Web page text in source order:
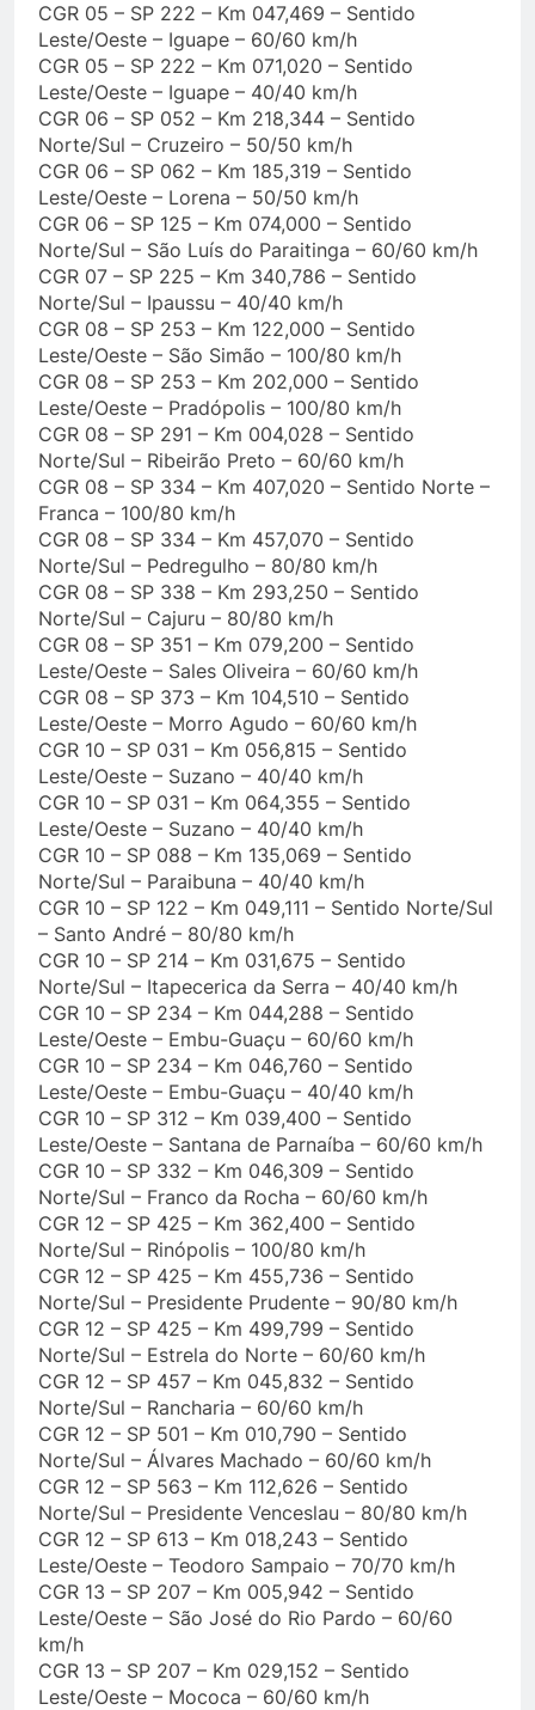
CGR 05 – SP 222 – Km 047,469 – Sentido
Leste/Oeste – Iguape – 60/60 km/h
CGR 05 – SP 222 – Km 071,020 – Sentido
Leste/Oeste – Iguape – 40/40 km/h
CGR 06 – SP 052 – Km 218,344 – Sentido
Norte/Sul – Cruzeiro – 50/50 km/h
CGR 06 – SP 062 – Km 185,319 – Sentido
Leste/Oeste – Lorena – 50/50 km/h
CGR 06 – SP 125 – Km 074,000 – Sentido
Norte/Sul – São Luís do Paraitinga – 60/60 km/h
CGR 07 – SP 225 – Km 340,786 – Sentido
Norte/Sul – Ipaussu – 40/40 km/h
CGR 08 – SP 253 – Km 122,000 – Sentido
Leste/Oeste – São Simão – 100/80 km/h
CGR 08 – SP 253 – Km 202,000 – Sentido
Leste/Oeste – Pradópolis – 100/80 km/h
CGR 08 – SP 291 – Km 004,028 – Sentido
Norte/Sul – Ribeirão Preto – 60/60 km/h
CGR 08 – SP 334 – Km 407,020 – Sentido Norte –
Franca – 100/80 km/h
CGR 08 – SP 334 – Km 457,070 – Sentido
Norte/Sul – Pedregulho – 80/80 km/h
CGR 08 – SP 338 – Km 293,250 – Sentido
Norte/Sul – Cajuru – 80/80 km/h
CGR 08 – SP 351 – Km 079,200 – Sentido
Leste/Oeste – Sales Oliveira – 60/60 km/h
CGR 08 – SP 373 – Km 104,510 – Sentido
Leste/Oeste – Morro Agudo – 60/60 km/h
CGR 10 – SP 031 – Km 056,815 – Sentido
Leste/Oeste – Suzano – 40/40 km/h
CGR 10 – SP 031 – Km 064,355 – Sentido
Leste/Oeste – Suzano – 40/40 km/h
CGR 10 – SP 088 – Km 135,069 – Sentido
Norte/Sul – Paraibuna – 40/40 km/h
CGR 10 – SP 122 – Km 049,111 – Sentido Norte/Sul
– Santo André – 80/80 km/h
CGR 10 – SP 214 – Km 031,675 – Sentido
Norte/Sul – Itapecerica da Serra – 40/40 km/h
CGR 10 – SP 234 – Km 044,288 – Sentido
Leste/Oeste – Embu-Guaçu – 60/60 km/h
CGR 10 – SP 234 – Km 046,760 – Sentido
Leste/Oeste – Embu-Guaçu – 40/40 km/h
CGR 10 – SP 312 – Km 039,400 – Sentido
Leste/Oeste – Santana de Parnaíba – 60/60 km/h
CGR 10 – SP 332 – Km 046,309 – Sentido
Norte/Sul – Franco da Rocha – 60/60 km/h
CGR 12 – SP 425 – Km 362,400 – Sentido
Norte/Sul – Rinópolis – 100/80 km/h
CGR 12 – SP 425 – Km 455,736 – Sentido
Norte/Sul – Presidente Prudente – 90/80 km/h
CGR 12 – SP 425 – Km 499,799 – Sentido
Norte/Sul – Estrela do Norte – 60/60 km/h
CGR 12 – SP 457 – Km 045,832 – Sentido
Norte/Sul – Rancharia – 60/60 km/h
CGR 12 – SP 501 – Km 010,790 – Sentido
Norte/Sul – Álvares Machado – 60/60 km/h
CGR 12 – SP 563 – Km 112,626 – Sentido
Norte/Sul – Presidente Venceslau – 80/80 km/h
CGR 12 – SP 613 – Km 018,243 – Sentido
Leste/Oeste – Teodoro Sampaio – 70/70 km/h
CGR 13 – SP 207 – Km 005,942 – Sentido
Leste/Oeste – São José do Rio Pardo – 60/60
km/h
CGR 13 – SP 207 – Km 029,152 – Sentido
Leste/Oeste – Mococa – 60/60 km/h